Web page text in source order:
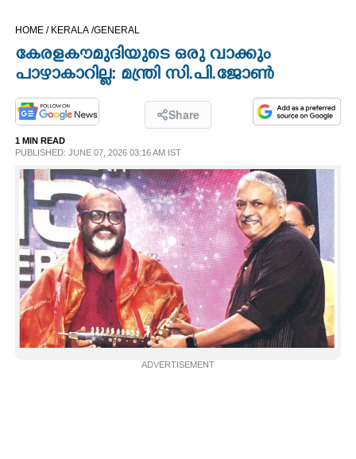
CINEMA
OPINION
PHOTOS
LIFESTYLE
SPIRITUAL
INFO+
ART
HOME / KERALA /GENERAL
കേരളകൗമുദിയുടെ ഒരു വാക്കും
പാഴാകാറില്ല: മന്ത്രി സി.പി.ജോൺ
Share
1 MIN READ
PUBLISHED: JUNE 07, 2026 03:16 AM IST
ADVERTISEMENT